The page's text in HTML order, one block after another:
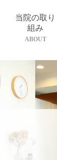
当院の取り
組み
ABOUT